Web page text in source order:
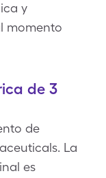
y
momento
de 3
de
La
es